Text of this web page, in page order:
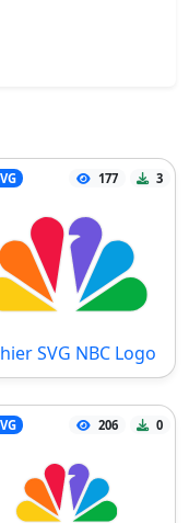
177 3
SVG NBC Logo
206 0